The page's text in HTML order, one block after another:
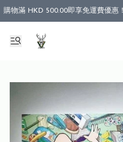
購物滿 HKD 500.00即享免運費優惠